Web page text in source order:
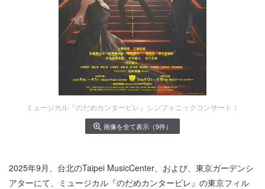
ミュージカル『のだめカンタービレ』シンフォニックコンサート！
画像を全て表示（9件）
2025年9月、台北のTaipei MusicCenter、および、東京ガーデンシ
アターにて、ミュージカル『のだめカンタービレ』の東京フィル